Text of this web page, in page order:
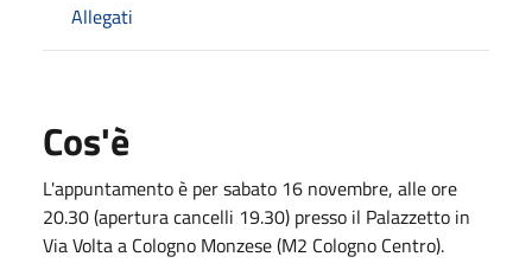
Allegati
Cos'è
L'appuntamento è per sabato 16 novembre, alle ore
20.30 (apertura cancelli 19.30) presso il Palazzetto in
Via Volta a Cologno Monzese (M2 Cologno Centro).